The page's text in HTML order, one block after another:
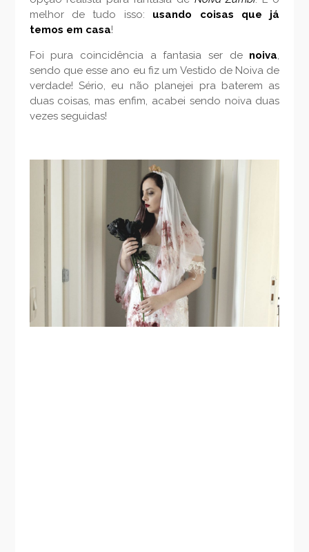
melhor de tudo isso: usando coisas que já
temos em casa!
Foi pura coincidência a fantasia ser de noiva,
sendo que esse ano eu fiz um Vestido de Noiva de
verdade! Sério, eu não planejei pra baterem as
duas coisas, mas enfim, acabei sendo noiva duas
vezes seguidas!